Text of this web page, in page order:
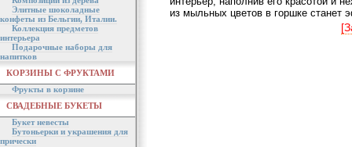
Элитные шоколадные
конфеты из Бельгии, Италии.
Коллекция предметов
интерьера
Подарочные наборы для
напитков
КОРЗИНЫ С ФРУКТАМИ
Фрукты в корзине
СВАДЕБНЫЕ БУКЕТЫ
Букет невесты
Бутоньерки и украшения для
прически
из мыльных цветов в горшке станет